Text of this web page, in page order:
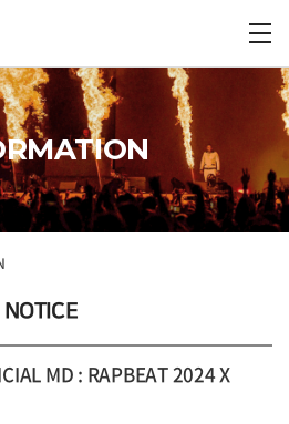
NOTICE
MD : RAPBEAT 2024 X